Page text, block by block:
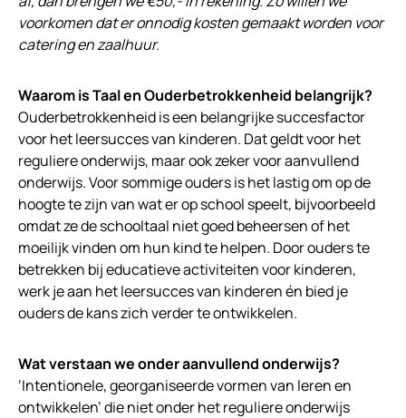
voorkomen dat er onnodig kosten gemaakt worden voor
catering en zaalhuur.
Waarom is Taal en Ouderbetrokkenheid belangrijk?
Ouderbetrokkenheid is een belangrijke succesfactor
voor het leersucces van kinderen. Dat geldt voor het
reguliere onderwijs, maar ook zeker voor aanvullend
onderwijs. Voor sommige ouders is het lastig om op de
hoogte te zijn van wat er op school speelt, bijvoorbeeld
omdat ze de schooltaal niet goed beheersen of het
moeilijk vinden om hun kind te helpen. Door ouders te
betrekken bij educatieve activiteiten voor kinderen,
werk je aan het leersucces van kinderen én bied je
ouders de kans zich verder te ontwikkelen.
Wat verstaan we onder aanvullend onderwijs?
‘Intentionele, georganiseerde vormen van leren en
ontwikkelen’ die niet onder het reguliere onderwijs